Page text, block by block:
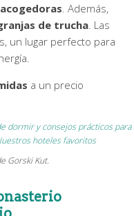
. Además,
de trucha . Las
un lugar perfecto para
a un precio
Gorski Kut.